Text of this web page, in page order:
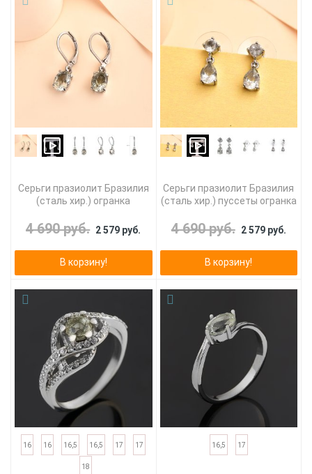
Серьги празиолит Бразилия
(сталь хир.) огранка
4 690 руб. 2 579 руб.
В корзину!
Серьги празиолит Бразилия
(сталь хир.) пуссеты огранка
4 690 руб. 2 579 руб.
В корзину!
16 16 16,5 16,5 17 17
18
16,5 17